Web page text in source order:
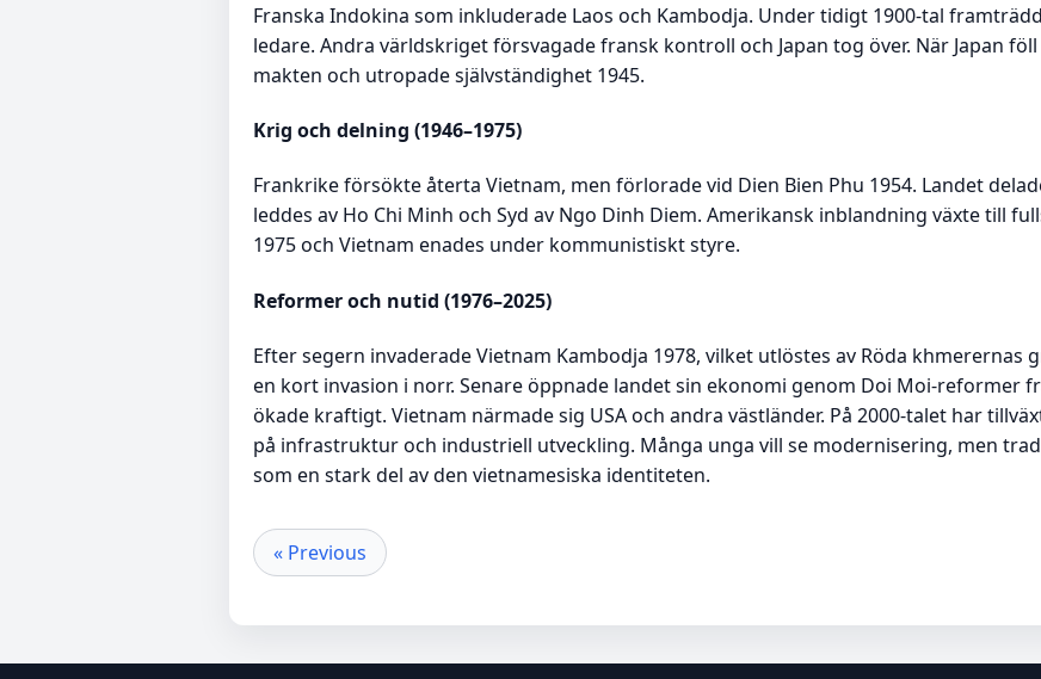
Franska Indokina som inkluderade Laos och Kambodja. Under tidigt 1900-tal
ledare. Andra världskriget försvagade fransk kontroll och Japan tog över. När Japan
makten och utropade självständighet 1945.
Krig och delning (1946–1975)
Frankrike försökte återta Vietnam, men förlorade vid Dien Bien Phu 1954. Landet
leddes av Ho Chi Minh och Syd av Ngo Dinh Diem. Amerikansk inblandning växte till
1975 och Vietnam enades under kommunistiskt styre.
Reformer och nutid (1976–2025)
Efter segern invaderade Vietnam Kambodja 1978, vilket utlöstes av Röda khmerernas
en kort invasion i norr. Senare öppnade landet sin ekonomi genom Doi Moi-reformer
ökade kraftigt. Vietnam närmade sig USA och andra västländer. På 2000-talet har
på infrastruktur och industriell utveckling. Många unga vill se modernisering, men
som en stark del av den vietnamesiska identiteten.
« Previous